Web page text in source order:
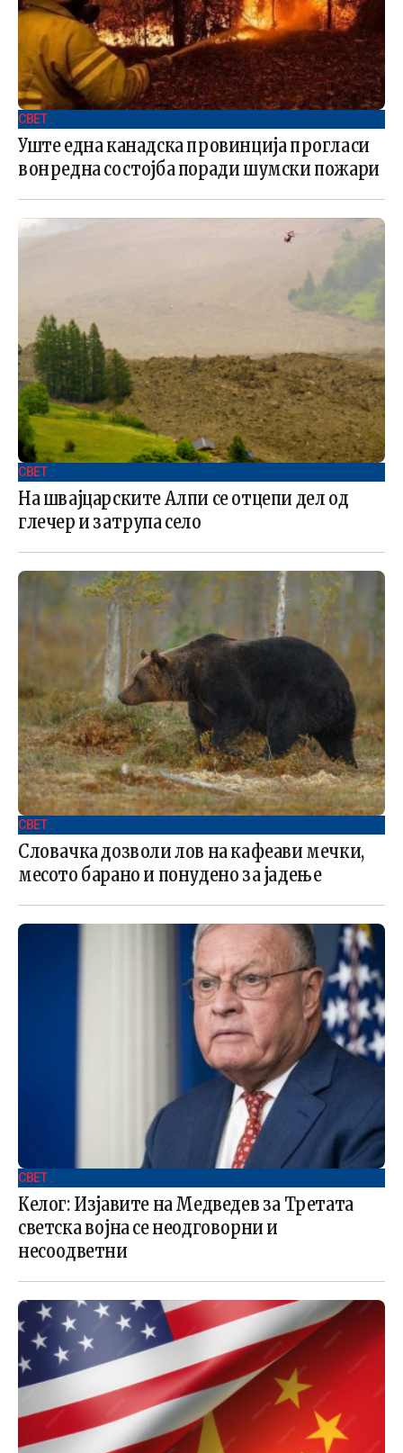
СВЕТ .
Уште една канадска провинција прогласи
вонредна состојба поради шумски пожари
СВЕТ .
На швајцарските Алпи се отцепи дел од
глечер и затрупа село
СВЕТ .
Словачка дозволи лов на кафеави мечки,
месото барано и понудено за јадење
СВЕТ .
Келог: Изјавите на Медведев за Третата
светска војна се неодговорни и
несоодветни